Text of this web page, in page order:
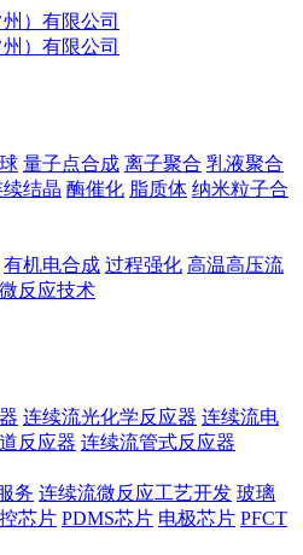
量子点合成 离子聚合 乳液聚合
结晶 酶催化 脂质体 纳米粒子合
有机电合成 过程强化 高温高压流
反应技术
连续流光化学反应器 连续流电
反应器 连续流管式反应器
务 连续流微反应工艺开发 玻璃
芯片 PDMS芯片 电极芯片 PFCT